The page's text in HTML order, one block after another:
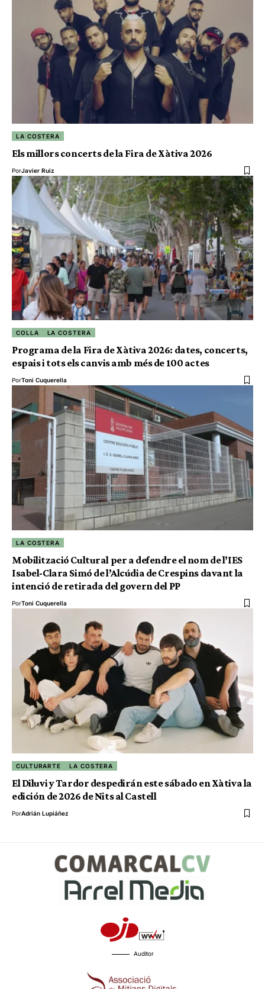
LA COSTERA
Els millors concerts de la Fira de Xàtiva 2026
PorJavier Ruiz
COLLA LA COSTERA
Programa de la Fira de Xàtiva 2026: dates, concerts,
espais i tots els canvis amb més de 100 actes
PorToni Cuquerella
LA COSTERA
Mobilització Cultural per a defendre el nom de l’IES
Isabel-Clara Simó de l’Alcúdia de Crespins davant la
intenció de retirada del govern del PP
PorToni Cuquerella
CULTURARTE LA COSTERA
El Diluvi y Tardor despedirán este sábado en Xàtiva la
edición de 2026 de Nits al Castell
PorAdrián Lupiáñez
Auditor